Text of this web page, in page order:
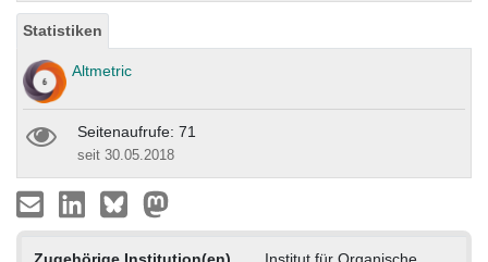
Statistiken
Altmetric
Seitenaufrufe: 71
seit 30.05.2018